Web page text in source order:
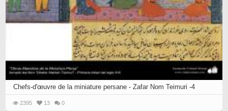
Chefs-d'œuvre de la miniature persane - Zafar Nom Teimuri -4
2395 13 0